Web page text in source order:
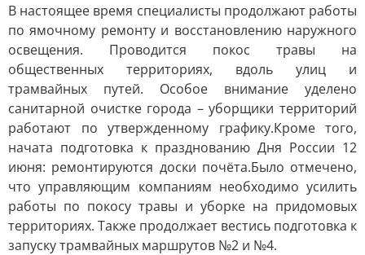
В настоящее время специалисты продолжают работы
по ямочному ремонту и восстановлению наружного
освещения. Проводится покос травы на
общественных территориях, вдоль улиц и
трамвайных путей. Особое внимание уделено
санитарной очистке города – уборщики территорий
работают по утвержденному графику.Кроме того,
начата подготовка к празднованию Дня России 12
июня: ремонтируются доски почёта.Было отмечено,
что управляющим компаниям необходимо усилить
работы по покосу травы и уборке на придомовых
территориях. Также продолжает вестись подготовка к
запуску трамвайных маршрутов №2 и №4.